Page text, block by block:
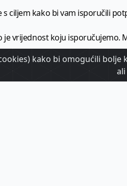
s ciljem kako bi vam isporučili
je vrijednost koju isporučujemo.
HrTurizam -
kako bi omogućili